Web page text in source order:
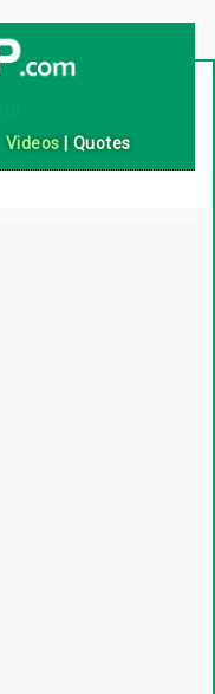
Videos Quotes